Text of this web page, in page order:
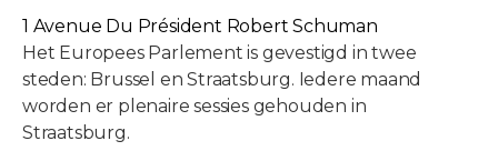
1 Avenue Du Président Robert Schuman
Het Europees Parlement is gevestigd in twee
steden: Brussel en Straatsburg. Iedere maand
worden er plenaire sessies gehouden in
Straatsburg.